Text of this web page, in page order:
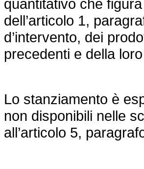
quantitativo che
dell’articolo 1,
d’intervento, dei
precedenti e della
Lo stanziamento è
non disponibili nelle
all’articolo 5,